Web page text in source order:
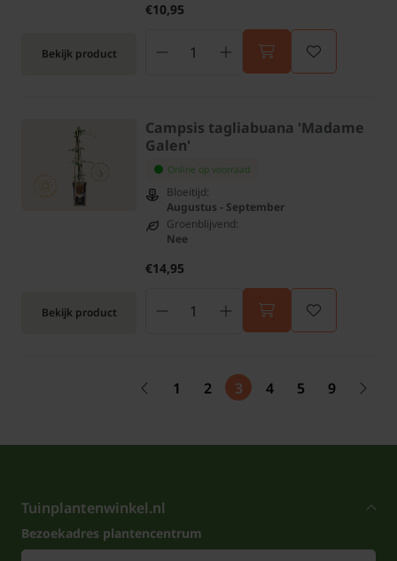
Bekijk product
€10,95
Bekijk product
Campsis tagliabuana 'Madame
Galen'
Online op voorraad
Bloeitijd:
Augustus - September
Groenblijvend:
Nee
€14,95
1 2 3 4 5 9
Tuinplantenwinkel.nl
Bezoekadres plantencentrum